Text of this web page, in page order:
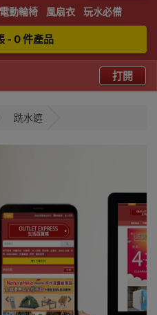
電動輪椅 風扇衣 玩水必備
- 0 件產品
打開
跣水遮